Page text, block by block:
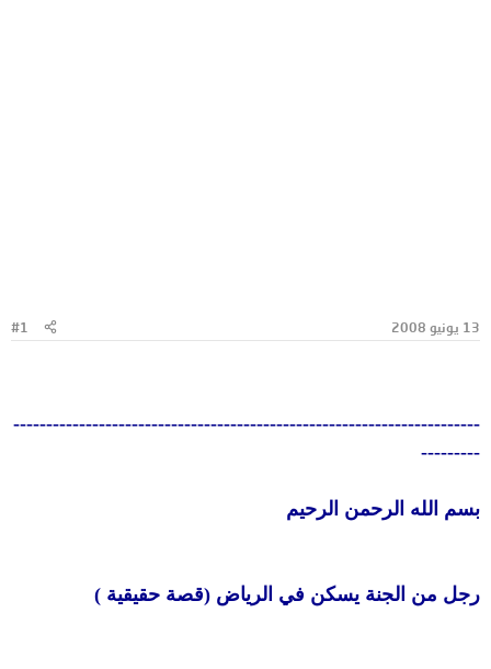
13 يونيو 2008 #1
-----------------------------------------------------------------------
---------
بسم الله الرحمن الرحيم
رجل من الجنة يسكن في الرياض (قصة حقيقية )